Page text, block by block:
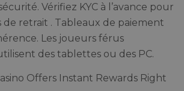
Vérifiez KYC à l’avance pour
de retrait . Tableaux de paiement
Les joueurs férus
des tablettes ou des PC.
Offers Instant Rewards Right